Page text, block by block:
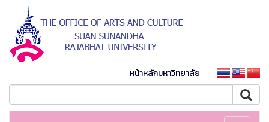
หน้าหลักมหาวิทยาลัย